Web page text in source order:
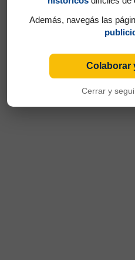
Además, navegás las
Colaborar
Cerrar y